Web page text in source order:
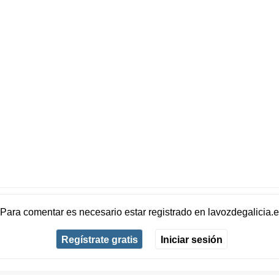
Para comentar es necesario estar registradoen
Regístrate gratis Iniciar sesión